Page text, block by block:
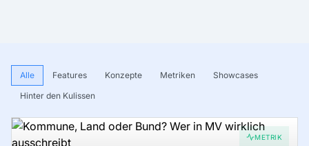
Alle Features Konzepte Metriken
Showcases
Hinter den Kulissen
METRIK